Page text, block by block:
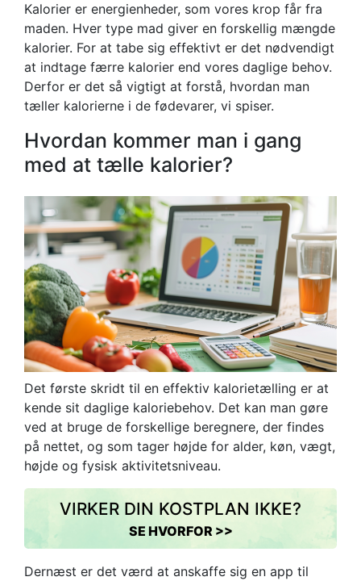
Kalorier er energienheder, som vores krop får fra
maden. Hver type mad giver en forskellig mængde
kalorier. For at tabe sig effektivt er det nødvendigt
at indtage færre kalorier end vores daglige behov.
Derfor er det så vigtigt at forstå, hvordan man
tæller kalorierne i de fødevarer, vi spiser.
Hvordan kommer man i gang
med at tælle kalorier?
Det første skridt til en effektiv kalorietælling er at
kende sit daglige kaloriebehov. Det kan man gøre
ved at bruge de forskellige beregnere, der findes
på nettet, og som tager højde for alder, køn, vægt,
højde og fysisk aktivitetsniveau.
VIRKER DIN KOSTPLAN IKKE?
SE HVORFOR >>
Dernæst er det værd at anskaffe sig en app til